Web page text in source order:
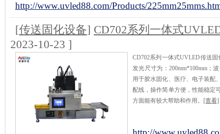
http://www.uvled88.com/Products/
[传送固化设备] CD702系列一体式
2023-10-23 ]
CD702系列一体式UVLED传送
发光尺寸为：200mm*100mm；
用于胶水固化、医疗、电子装配
配线，操作简单方便，性能稳定
方面能有较大帮助和作用。
[查看]